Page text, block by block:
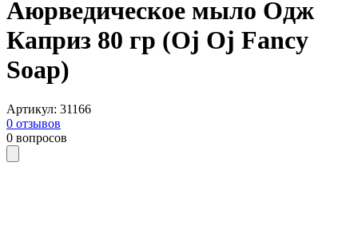
Аюрведическое мыло Одж
Каприз 80 гр (Oj Oj Fancy
Soap)
Артикул: 31166
0 отзывов
0 вопросов